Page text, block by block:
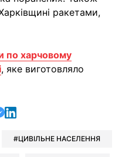
ракетами,
по харчовому
, яке виготовляло
Telegram
у Facebook
у Xу Viber
у Whatsapp
відправити у Messenger
відправити у LinkedIn
ЦИВІЛЬНЕ НАСЕЛЕННЯ